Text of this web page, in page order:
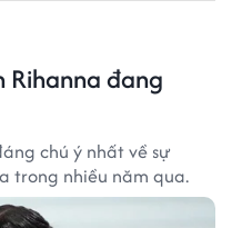
Rihanna đang
chú ý nhất về sự
trong nhiều năm qua.